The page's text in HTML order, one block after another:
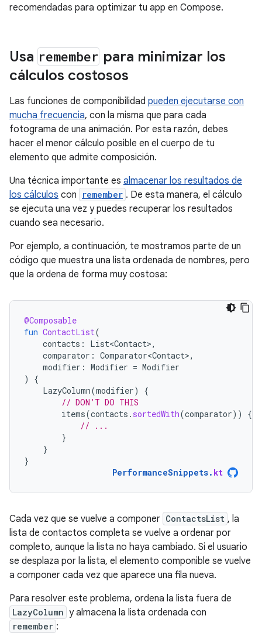
recomendadas para optimizar tu app en Compose.
Usa remember para minimizar los
cálculos costosos
Las funciones de componibilidad pueden ejecutarse con
mucha frecuencia, con la misma que para cada
fotograma de una animación. Por esta razón, debes
hacer el menor cálculo posible en el cuerpo de tu
elemento que admite composición.
Una técnica importante es almacenar los resultados de
los cálculos con remember . De esta manera, el cálculo
se ejecuta una vez y puedes recuperar los resultados
cuando sea necesario.
Por ejemplo, a continuación, te mostramos parte de un
código que muestra una lista ordenada de nombres, pero
que la ordena de forma muy costosa:
@Composable
fun ContactList(
contacts : List<Contact>,
comparator : Comparator<Contact>,
modifier : Modifier = Modifier
)
{
LazyColumn(modifier)
{
// DON’T DO THIS
items(contacts . sortedWith(comparator)) {
// ...
}
}
}
PerformanceSnippets. kt
Cada vez que se vuelve a componer ContactsList , la
lista de contactos completa se vuelve a ordenar por
completo, aunque la lista no haya cambiado. Si el usuario
se desplaza por la lista, el elemento componible se vuelve
a componer cada vez que aparece una fila nueva.
Para resolver este problema, ordena la lista fuera de
LazyColumn y almacena la lista ordenada con
remember :